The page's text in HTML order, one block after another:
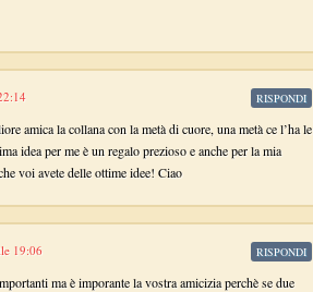
amica la collana con la metà di cuore, una metà ce l’ha le
idea per me è un regalo prezioso e anche per la mia
voi avete delle ottime idee! Ciao
RISPONDI
19:06
ma è imporante la vostra amicizia perchè se due
RISPONDI